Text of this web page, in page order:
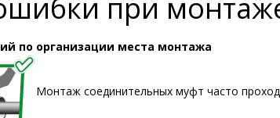
при
по организации места монтажа
Монтаж соединительных муфт часто